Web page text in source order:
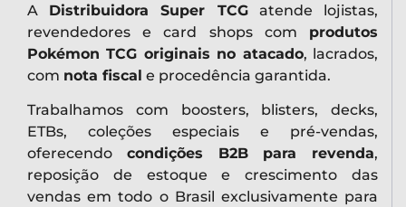
A Distribuidora Super TCGatende lojistas,
revendedores e card shops com produtos
Pokémon TCG originais no atacado, lacrados,
com nota fiscal e procedência garantida.
Trabalhamos com boosters, blisters, decks,
ETBs, coleções especiais e pré-vendas,
oferecendo condições B2B para revenda,
reposição de estoque e crescimento das
vendas em todo o Brasil exclusivamente para